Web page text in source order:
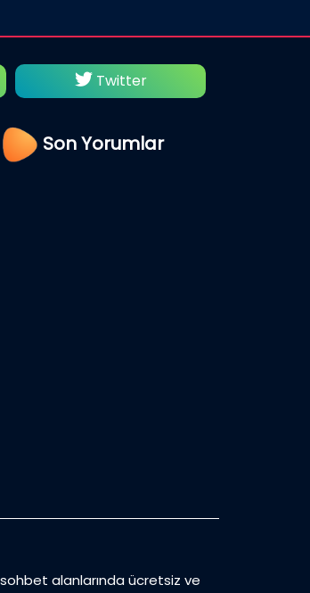
Twitter
Son Yorumlar
sohbet alanlarında ücretsiz ve